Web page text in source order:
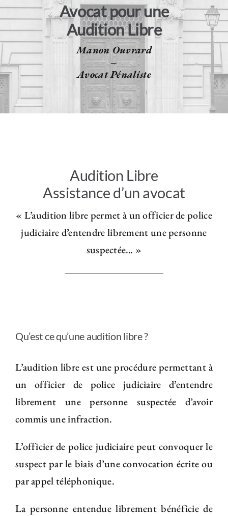
Avocat pour une
Audition Libre
Manon Ouvrard
–
Avocat Pénaliste
Audition Libre
Assistance d’un avocat
« L’audition libre permet à un officier de police
judiciaire d’entendre librement une personne
suspectée… »
Qu’est ce qu’une audition libre ?
L’audition libre est une procédure permettant à
un officier de police judiciaire d’entendre
librement une personne suspectée d’avoir
commis une infraction.
L’officier de police judiciaire peut convoquer le
suspect par le biais d’une convocation écrite ou
par appel téléphonique.
La personne entendue librement bénéficie de